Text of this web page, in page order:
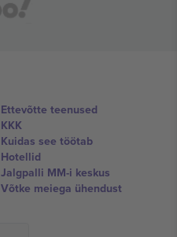
Ettevõtte teenused
KKK
Kuidas see töötab
Hotellid
Jalgpalli MM-i keskus
Võtke meiega ühendust